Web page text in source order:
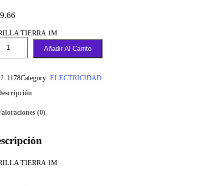
TIERRA 1M
Añadir Al Carrito
1178Category: ELECTRICIDAD
(0)
TIERRA 1M